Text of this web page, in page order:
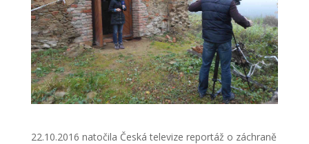
22.10.2016 natočila Česká televize reportáž o záchraně